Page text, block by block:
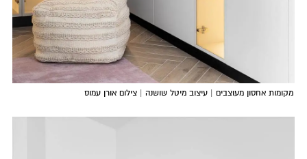
מקומות אחסון מעוצבים | עיצוב מיטל שושנה | צילום אורן עמוס